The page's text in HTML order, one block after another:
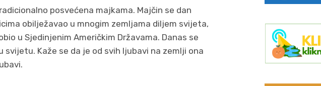
posvećena majkama. Majčin se dan
obilježavao u mnogim zemljama diljem svijeta,
u Sjedinjenim Američkim Državama. Danas se
svijetu. Kaže se da je od svih ljubavi na zemlji ona